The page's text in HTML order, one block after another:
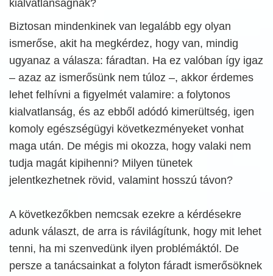
kialvatlanságnak?
Biztosan mindenkinek van legalább egy olyan
ismerőse, akit ha megkérdez, hogy van, mindig
ugyanaz a válasza: fáradtan. Ha ez valóban így igaz
– azaz az ismerősünk nem túloz –, akkor érdemes
lehet felhívni a figyelmét valamire: a folytonos
kialvatlanság, és az ebből adódó kimerültség, igen
komoly egészségügyi következményeket vonhat
maga után. De mégis mi okozza, hogy valaki nem
tudja magát kipihenni? Milyen tünetek
jelentkezhetnek rövid, valamint hosszú távon?
A következőkben nemcsak ezekre a kérdésekre
adunk választ, de arra is rávilágítunk, hogy mit lehet
tenni, ha mi szenvedünk ilyen problémáktól. De
persze a tanácsainkat a folyton fáradt ismerősöknek